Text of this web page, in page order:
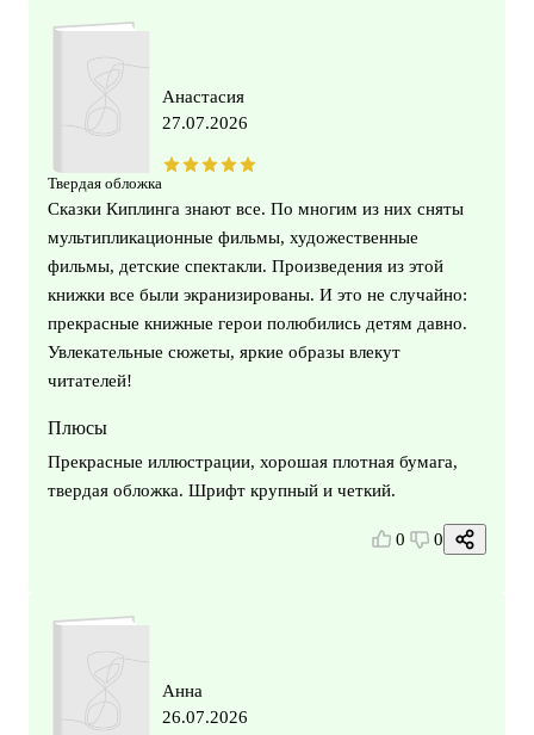
Твердая обложка
Анастасия
27.07.2026
Сказки Киплинга знают все. По многим из них сняты
мультипликационные фильмы, художественные
фильмы, детские спектакли. Произведения из этой
книжки все были экранизированы. И это не случайно:
прекрасные книжные герои полюбились детям давно.
Увлекательные сюжеты, яркие образы влекут
читателей!
Плюсы
Прекрасные иллюстрации, хорошая плотная бумага,
твердая обложка. Шрифт крупный и четкий.
0 0
Анна
26.07.2026